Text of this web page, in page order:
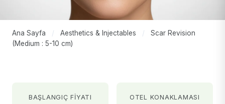
Ana Sayfa / Aesthetics & Injectables /
Scar Revision
(Medium : 5-10 cm)
BAŞLANGIÇ FIYATI OTEL KONAKLAMASI